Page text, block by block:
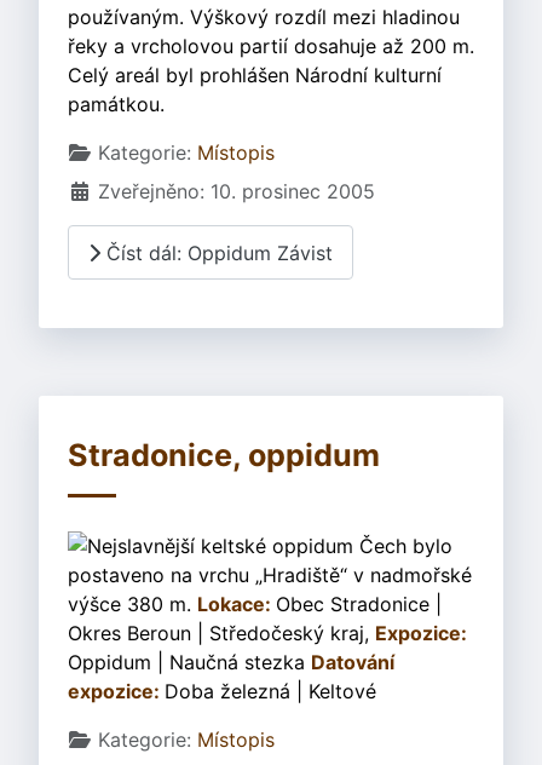
používaným. Výškový rozdíl mezi hladinou
řeky a vrcholovou partií dosahuje až 200 m.
Celý areál byl prohlášen Národní kulturní
památkou.
Základní údaje
Kategorie: Místopis
Zveřejněno: 10. prosinec 2005
Číst dál: Oppidum Závist
Stradonice, oppidum
Nejslavnější keltské oppidum Čech bylo
postaveno na vrchu „Hradiště“ v nadmořské
výšce 380 m. Lokace: Obec Stradonice |
Okres Beroun | Středočeský kraj, Expozice:
Oppidum | Naučná stezka Datování
expozice: Doba železná | Keltové
Základní údaje
Kategorie: Místopis